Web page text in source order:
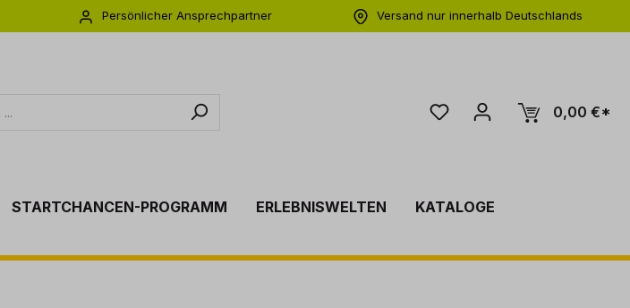
Persönlicher Ansprechpartner
Versand nur innerhalb Deutschlands
0,00 €*
STARTCHANCEN-PROGRAMM ERLEBNISWELTEN
KATALOGE